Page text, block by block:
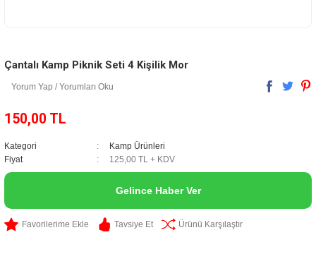
Çantalı Kamp Piknik Seti 4 Kişilik Mor
Yorum Yap / Yorumları Oku
150,00 TL
Kategori
Kamp Ürünleri
Fiyat
125,00 TL + KDV
Gelince Haber Ver
Tavsiye Et Ürünü Karşılaştır